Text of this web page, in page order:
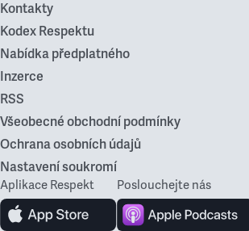
Kontakty
Kodex Respektu
Nabídka předplatného
Inzerce
RSS
Všeobecné obchodní podmínky
Ochrana osobních údajů
Nastavení soukromí
Aplikace Respekt Poslouchejte nás